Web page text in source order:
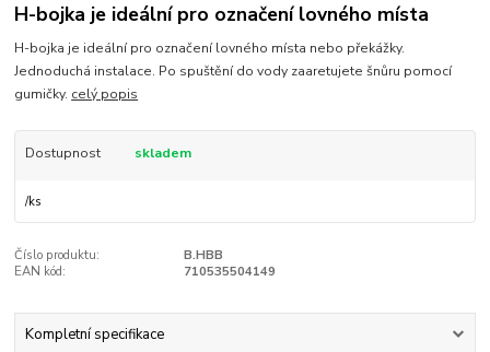
H-bojka je ideální pro označení lovného místa
H-bojka je ideální pro označení lovného místa nebo překážky.
Jednoduchá instalace. Po spuštění do vody zaaretujete šnůru pomocí
gumičky. celý popis
Dostupnost skladem
/ks
Číslo produktu:
B.HBB
EAN kód:
710535504149
Kompletní specifikace